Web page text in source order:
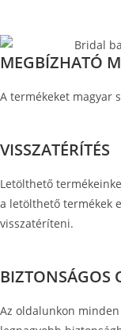
MEGBÍZHATÓ
A termékeket magyar
VISSZATÉRÍTÉS
Letölthető
a letölthető termékek
visszatéríteni.
BIZTONSÁGOS
Az oldalunkon